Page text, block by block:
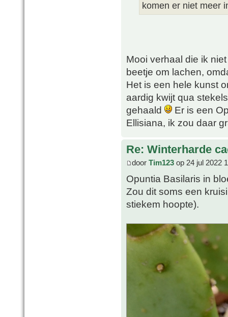
komen er niet meer
Mooi verhaal die ik
beetje om lachen,
Het is een hele kunst
aardig kwijt qua
gehaald
Er is een
Ellisiana, ik zou daar
Re: Winterharde
door Tim123 op 24 jul 2022
Opuntia Basilaris in
Zou dit soms een
stiekem hoopte).